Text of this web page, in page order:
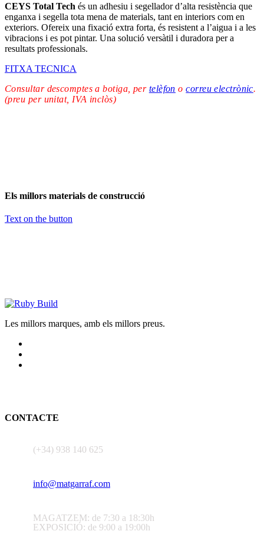
CEYS Total Tech és un adhesiu i segellador d’alta resistència que
enganxa i segella tota mena de materials, tant en interiors com en
exteriors. Ofereix una fixació extra forta, és resistent a l’aigua i a les
vibracions i es pot pintar. Una solució versàtil i duradora per a
resultats professionals.
FITXA TECNICA
Consultar descomptes a botiga, per telèfon ocorreu electrònic.
(preu per unitat, IVA inclòs)
Els millors materials de construcció
Text on the button
Les millors marques, amb els millors preus.
CONTACTE
(+34) 938 140 625
info@matgarraf.com
MAGATZEM: de 7:30 a 18:30h
EXPOSICIÓ: de 9:00 a 19:00h